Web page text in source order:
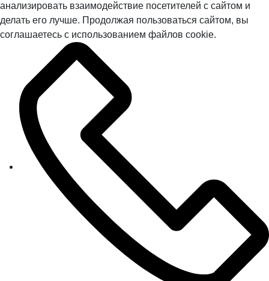
анализировать взаимодействие посетителей с сайтом и
делать его лучше. Продолжая пользоваться сайтом, вы
соглашаетесь с использованием файлов cookie.